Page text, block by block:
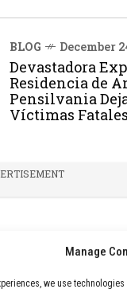
Manage
we use
BLOG December
Devastadora
Residencia de
Pensilvania
Víctimas Fatales